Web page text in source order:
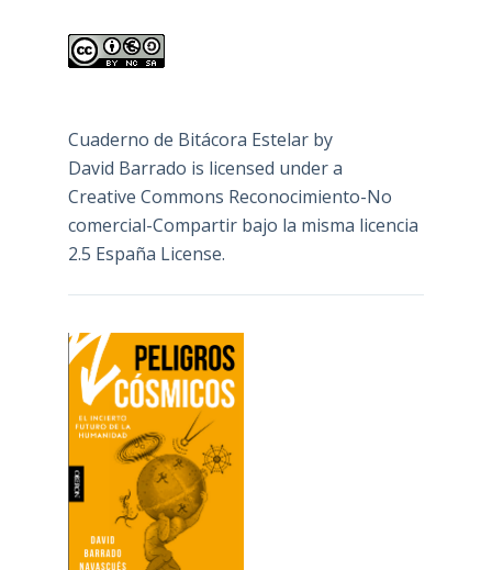
Cuaderno de Bitácora Estelarby
David Barrado is licensed under a
Creative Commons Reconocimiento-No
comercial-Compartir bajo la misma licencia
2.5 España License.